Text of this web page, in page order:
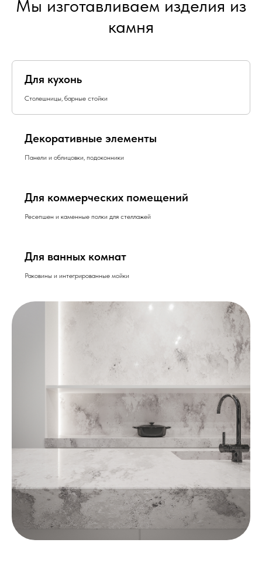
Мы изготавливаем изделия из
камня
Для кухонь
Столешницы, барные стойки
Декоративные элементы
Панели и облицовки, подоконники
Для коммерческих помещений
Ресепшен и каменные полки для стеллажей
Для ванных комнат
Раковины и интегрированные мойки